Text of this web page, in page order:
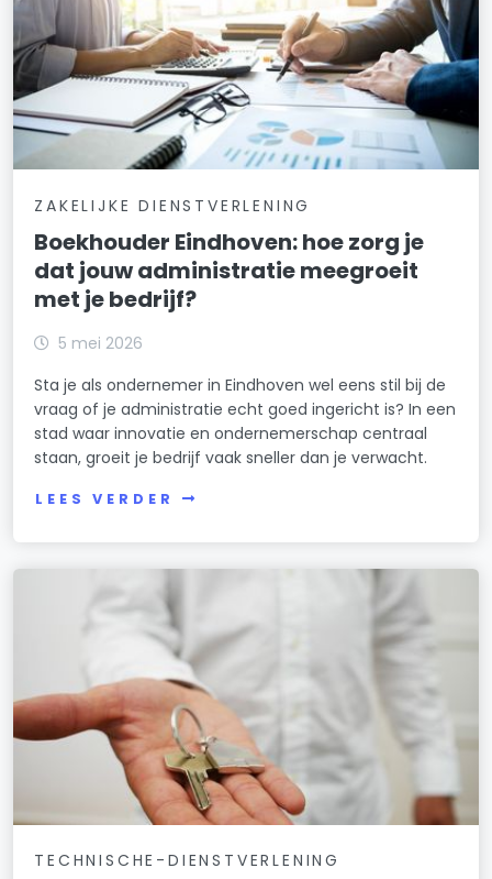
ZAKELIJKE DIENSTVERLENING
Boekhouder Eindhoven: hoe zorg je
dat jouw administratie meegroeit
met je bedrijf?
5 mei 2026
Sta je als ondernemer in Eindhoven wel eens stil bij de
vraag of je administratie echt goed ingericht is? In een
stad waar innovatie en ondernemerschap centraal
staan, groeit je bedrijf vaak sneller dan je verwacht.
LEES VERDER
TECHNISCHE-DIENSTVERLENING